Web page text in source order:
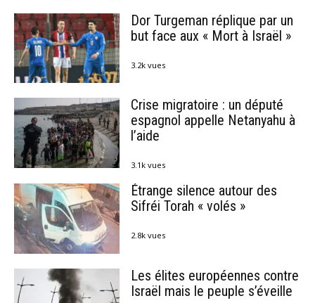
Dor Turgeman réplique par un
but face aux « Mort à Israël »
3.2k vues
Crise migratoire : un député
espagnol appelle Netanyahu à
l’aide
3.1k vues
Étrange silence autour des
Sifréi Torah « volés »
2.8k vues
Les élites européennes contre
Israël mais le peuple s’éveille